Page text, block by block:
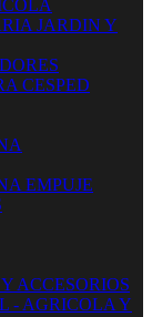
JARDIN Y
CESPED
EMPUJE
ACCESORIOS
- AGRICOLA Y